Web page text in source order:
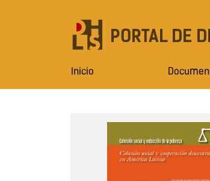
PORTAL DE
Inicio